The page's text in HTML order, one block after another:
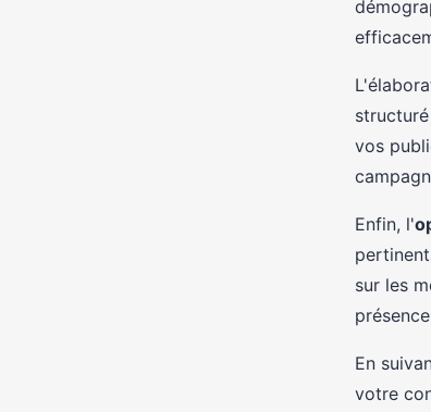
vos
Enfin, l'
sur les
En
votre